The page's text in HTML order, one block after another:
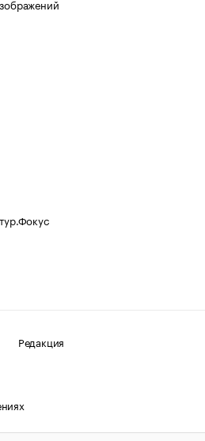
Редакция
О соблюдении авторских прав